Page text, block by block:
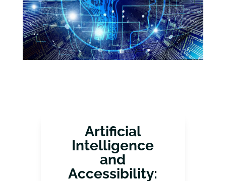
Artificial
Intelligence
and
Accessibility: